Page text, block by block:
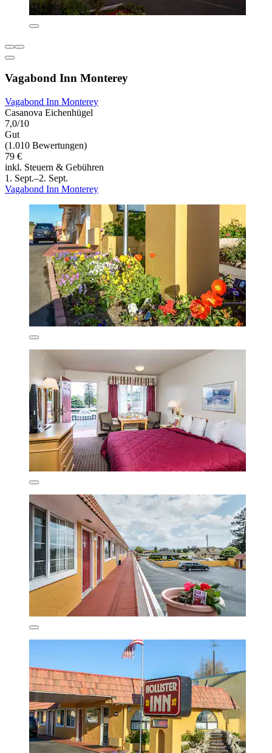
Vagabond Inn Monterey
Vagabond Inn Monterey
Casanova Eichenhügel
7,0/10
Gut
(1.010 Bewertungen)
79 €
inkl. Steuern & Gebühren
1. Sept.–2. Sept.
Vagabond Inn Monterey